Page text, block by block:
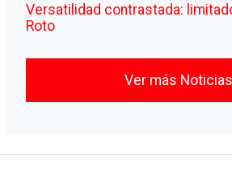
Versatilidad contrastada:
Roto
Ver más Noticias